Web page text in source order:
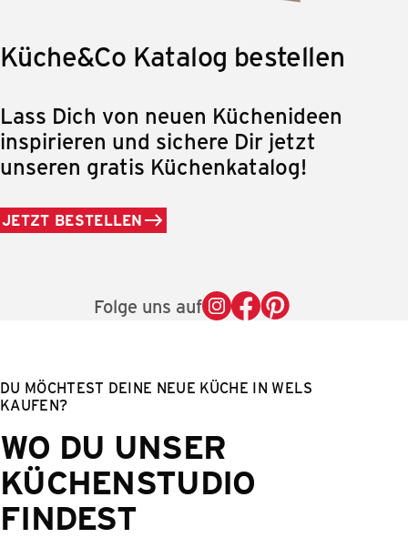
Küche&Co Katalog bestellen
Lass Dich von neuen Küchenideen
inspirieren und sichere Dir jetzt
unseren gratis Küchenkatalog!
JETZT BESTELLEN
Folge uns auf
DU MÖCHTEST DEINE NEUE KÜCHE IN WELS
KAUFEN?
WO DU UNSER
KÜCHENSTUDIO
FINDEST